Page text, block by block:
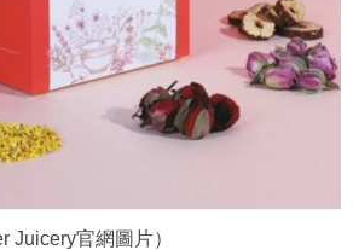
Juicery官網圖片）